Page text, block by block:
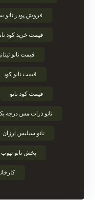
فروش پودر نانو
قیمت خرید کود
قیمت نانو
قیمت نانو کود
قیمت کود نانو
نانو ذرات مس درجه
نانو سیلیس ارزان
پخش نانو تیوب